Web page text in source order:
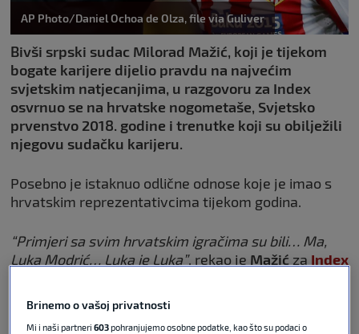
AP Photo/Daniel Ochoa de Olza, file via Guliver
Bivši srpski sudac Milorad Mažić, koji je tijekom
bogate karijere dijelio pravdu na najvećim
svjetskim natjecanjima, u razgovoru za Index
osvrnuo se na hrvatske nogometaše, Svjetsko
prvenstvo 2018. godine i trenutke koji su obilježili
njegovu sudačku karijeru.
Posebno je istaknuo odlične odnose koje je imao s
hrvatskim reprezentativcima tijekom godina.
“Primjeri sa svim hrvatskim igračima su bili… Ma,
Luka Modrić… Luka je Luka”, rekao je Mažić za Index
Brinemo o vašoj privatnosti
Mi i naši partneri603pohranjujemo osobne podatke, kao što su podaci o